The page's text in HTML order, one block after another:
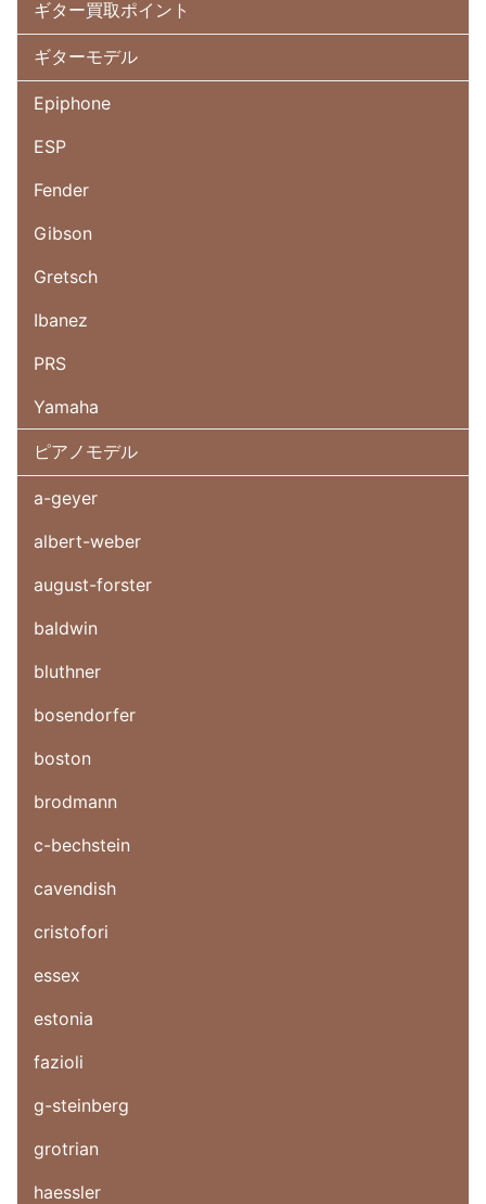
ギター買取ポイント
ギターモデル
Epiphone
ESP
Fender
Gibson
Gretsch
Ibanez
PRS
Yamaha
ピアノモデル
a-geyer
albert-weber
august-forster
baldwin
bluthner
bosendorfer
boston
brodmann
c-bechstein
cavendish
cristofori
essex
estonia
fazioli
g-steinberg
grotrian
haessler